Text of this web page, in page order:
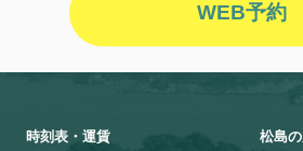
WEB予約
時刻表・運賃
松島